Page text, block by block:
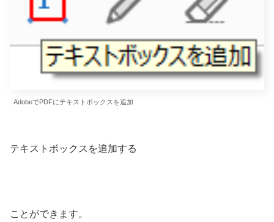
AdobeでPDFにテキストボックスを追加
テキストボックスを追加する
ことができます。